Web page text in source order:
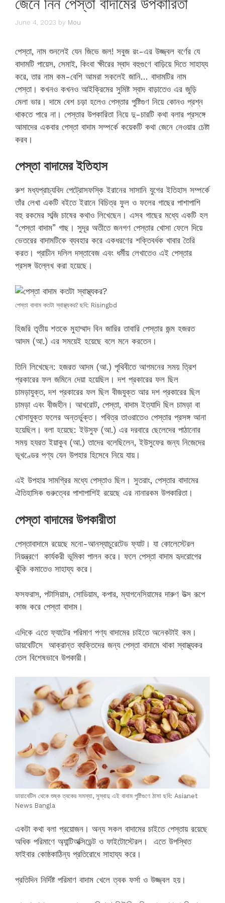
জেনে নিন পেস্তা বাদামের উপকারিতা
June 4, 2023 by Mou
পেস্তা, নাম শুনলেই যেন জিভে জল! সবুজ রং-এর উজ্জ্বল বর্ণের যে
বাদামটি পায়েস, সেমাই, কিংবা ক্ষীরের স্বাদ বহুগুণে বাড়িয়ে দিতে সাহায্য
করে, তার নাম কম-বেশি আমরা সকলেই জানি… বাদামটির নাম
পেস্তা। কখনও কখনও আইক্রিমের সুমিষ্ট স্বাদ বাড়াতেও এর জুড়ি
মেলা ভার। দামে বেশ চড়া হলেও পেস্তার পুষ্টিগুণ নিয়ে কোনও প্রশ্ন
থাকতে পারে না। পেস্তার উপকারিতা নিয়ে দু-চারটি কথা বলার প্রসঙ্গে
আমাদের একবার পেস্তা বাদাম সম্পর্কে কয়েকটি কথা জেনে নেওয়ার চেষ্টা
করব।
পেস্তা বাদামের ইতিহাস
রুশ মধ্যপ্রাচ্যবিদ পেট্রোসফস্কি ইরানের সাসানি যুগের ইতিহাস সম্পর্কে
তাঁর লেখা একটি বইতে ইরানে বিচিত্র ফুল ও ফলের গাছের পাশাপাশি
বহু রকমের সব্জি চাষের কথাও লিখেছেন। এসব গাছের মধ্যে একটি হল
“পেস্তা বাদাম” গাছ। সুদূর অতীতে জনগণ পেস্তার খোসা ফেলে দিয়ে
ভেতরের বাদামটিকে ব্যবহার করে একধরণের শক্তিবর্ধক খাবার তৈরি
করত। প্রাচীন দলিল দস্তাবেজ এবং ধর্মীয় লেখাতেও এই পেস্তার
প্রসঙ্গ উল্লেখ করা হয়েছে।
পেস্তা বাদাম কতটা স্বাস্থ্যকর? ছবি: Risingbd
হিজরি তৃতীয় শতকে মুহাম্মাদ বিন জারির তাবারি পেস্তার জন্ম হজরত
আদম (আ.) এর সময়েই হয়েছে বলে মনে করতেন।
তিনি লিখেছেন: হজরত আদম (আ.) পৃথিবীতে আগমনের সময় ত্রিশ
প্রকারের ফল জমিনে দেয়া হয়েছিল। দশ প্রকারের ফল ছিল
চামড়াযুক্ত, দশ প্রকারের ফল ছিল বীজযুক্ত আর দশ প্রকারের ছিল
চামড়া এবং বীজহীন। আখরোট, পেস্তা, বাদাম ইত্যাদি ছিল চামড়া বা
খোসাযুক্ত ফলের অন্তর্ভুক্ত। পবিত্র তাওরাতেও পেস্তার প্রসঙ্গ আনা
হয়েছিল। বলা হয়েছে: ইউসুফ (আ.) এর দরবারে ছেলেদের পাঠানোর
সময় হযরত ইয়াকুব (আ.) তাদের বলেছিলেন, ইউসুফের জন্য নিজেদের
ভূখণ্ডের পণ্য যেন উপহার হিসেবে নিয়ে যায়।
এই উপহার সামগ্রির মধ্যে পেস্তাও ছিল। সুতরাং, পেস্তার বাদামের
ঐতিহাসিক গুরুত্বের পাশাপাশিই রয়েছে এর নানারকম উপকারিতা।
পেস্তা বাদামের উপকারীতা
পেস্তাবাদামে রয়েছে মনো-আনস্যাচুরেটেড ফ্যাট। যা কোলেস্টেরল
নিয়ন্ত্রণে কার্যকরী ভূমিকা পালন করে। ফলে পেস্তা বাদাম হৃদরোগের
ঝুঁকি কমাতেও সাহায্য করে।
ফসফরাস, পটাসিয়াম, সোডিয়াম, কপার, ম্যাগনেসিয়ামের দারুণ উত্‍স রূপে
কাজ করে পেস্তা বাদাম।
এদিকে এতে ফ্যাটের পরিমাণ পণ্য বাদামের চাইতে অনেকটাই কম।
ডায়বেটিসে আক্রান্ত ব্যক্তিদের জন্য পেস্তা বাদামে থাকা স্বাস্থ্যকর
তেল বিশেষভাবে উপকারী।
ডায়াবেটিস থেকে শুষ্ক ত্বকের সমস্যা, সুস্বাদু এই বাদাম পুষ্টিগুণে ঠাসা ছবি: Asianet
News Bangla
একটা কথা বলা প্রয়োজন। অন্য সকল বাদামের চাইতে পেস্তায় রয়েছে
অধিক পরিমাণে অ্যান্টিঅক্সিডেন্ট ও ফাইটোস্টেরল। এতে উপস্থিত
ফাইবার কোষ্ঠকাঠিন্য প্রতিরোধে সাহায্য করে।
প্রতিদিন নির্দিষ্ট পরিমাণ বাদাম খেলে ত্বক ফর্সা ও উজ্জ্বল হয়।